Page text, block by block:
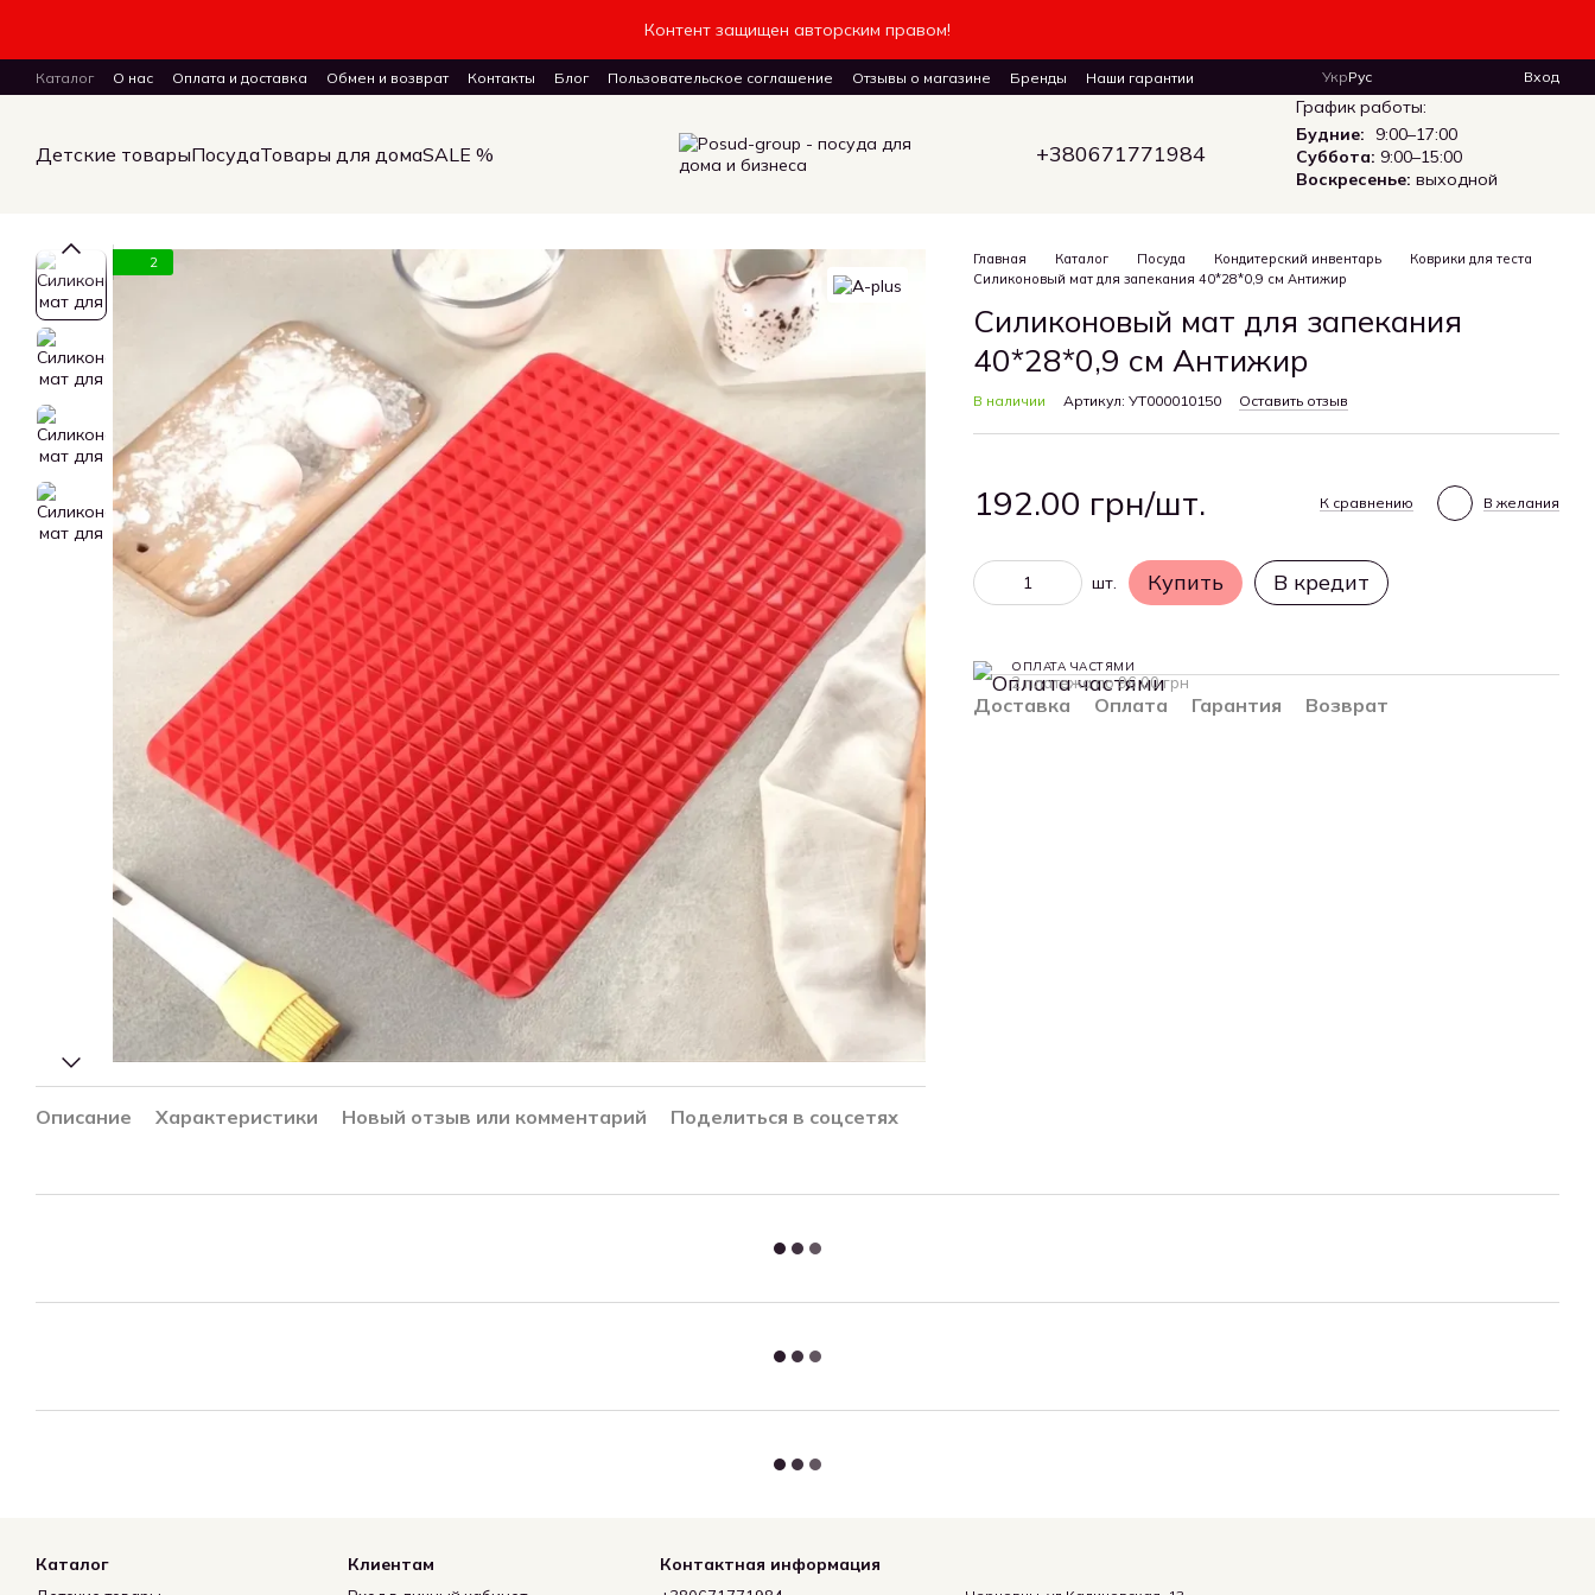
Контент защищен авторским правом!
Каталог О нас Оплата и доставка Обмен и возврат Контакты Блог Пользовательское соглашение Отзывы о магазине Бренды
Наши гарантии
ПУБЛИЧНЫЙ ДОГОВОР (ОФЕРТА) на заказ, куплю-продажу и доставку товаров
УкрРус Вход
Детские товарыПосудаТовары для домаSALE % +380671771984
График работы:
Будние:
9:00–17:00
Суббота: 9:00–15:00
Воскресенье: выходной
2
Описание Характеристики Новый отзыв или комментарий Поделиться в соцсетях
Главная Каталог Посуда Кондитерский инвентарь
Коврики для теста
Силиконовый мат для запекания 40*28*0,9 см Антижир
Силиконовый мат для запекания
40*28*0,9 см Антижир
В наличии Артикул: УТ000010150 Оставить отзыв
192.00 грн/шт. К сравнению В желания
шт. Купить В кредит
ОПЛАТА ЧАСТЯМИ
2 платежа по 96.00 грн
Доставка Оплата Гарантия Возврат
Каталог Клиентам Контактная информация